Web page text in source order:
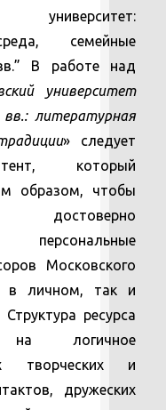
семейные
В работе над
университет
вв.: литературная
» следует
который
образом, чтобы
достоверно
персональные
Московского
в личном, так и
ресурса
на логичное
творческих и
дружеских